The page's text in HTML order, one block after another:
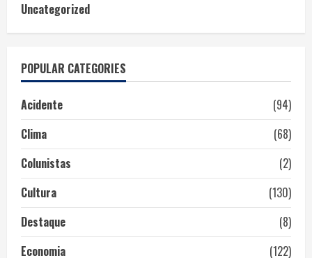
Uncategorized
POPULAR CATEGORIES
Acidente
(94)
Clima
(68)
Colunistas
(2)
Cultura
(130)
Destaque
(8)
Economia
(122)